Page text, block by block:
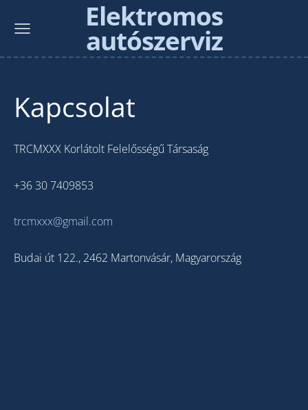
Elektromos
autószerviz
Kapcsolat
TRCMXXX Korlátolt Felelősségű Társaság
+36 30 7409853
trcmxxx@gmail.com
Budai út 122., 2462 Martonvásár, Magyarország